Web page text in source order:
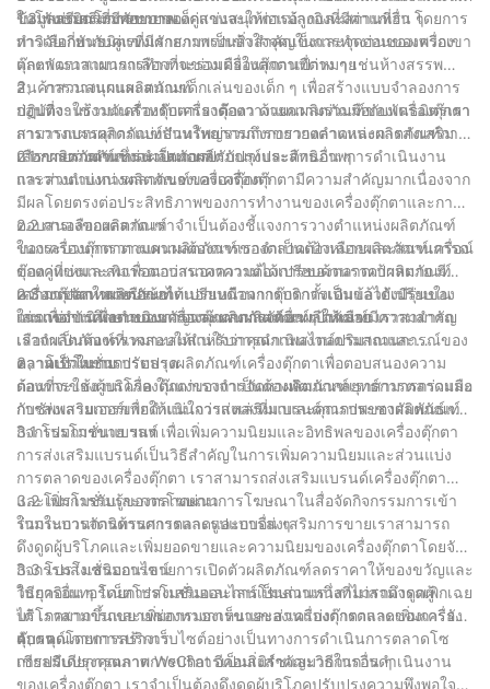
ในโรงเรียนโรงพยาบาลเด็กสวนสนุกพ่อแม่ลูกและสถานที่อื่น ๆ
ข้อมูลส่งเสริมการขายของคู่แข่งจะให้การอ้างอิงที่มีค่าแก่เรา โดยการ
ทำวิจัยเกี่ยวกับคู่แข่งเราสามารถเข้าใจจุดแข็งและจุดอ่อนของพวกเขา
และพัฒนาแผนการทำงานของเครื่องตุ๊กตาเป้าหมาย
1.3 พันธมิตรที่มีศักยภาพ
การเลือกพันธมิตรที่มีศักยภาพเป็นสิ่งสำคัญในการทำงานของเครื่อง
ตุ๊กตา เราสามารถเลือกที่จะร่วมมือในสถานที่ต่าง ๆ เช่นห้างสรรพ
สินค้าสวนสนุกและสนามเด็กเล่นของเด็ก ๆ เพื่อสร้างแบบจำลองการ
ปฏิบัติงานร่วมกันสำหรับเครื่องตุ๊กตา ด้วยความร่วมมือกับพันธมิตรเรา
สามารถบรรลุการแบ่งปันทรัพยากรการขยายตลาดและการส่งเสริม
การขายร่วมกันซึ่งจะเป็นการปรับปรุงประสิทธิภาพการดำเนินงาน
และส่วนแบ่งการตลาดของเครื่องตุ๊กตา
2、 การวางแผนผลิตภัณฑ์
ก่อนที่จะใช้งานเครื่องตุ๊กตาเราต้องวางแผนผลิตภัณฑ์ของเครื่องตุ๊กตา
การวางแผนผลิตภัณฑ์ส่วนใหญ่รวมถึงการวางตำแหน่งผลิตภัณฑ์การ
เลือกผลิตภัณฑ์การนำเสนอผลิตภัณฑ์และด้านอื่น ๆ
2.1 การวางตำแหน่งผลิตภัณฑ์
การวางตำแหน่งผลิตภัณฑ์ของเครื่องตุ๊กตามีความสำคัญมากเนื่องจาก
มีผลโดยตรงต่อประสิทธิภาพของการทำงานของเครื่องตุ๊กตาและการ
ตอบสนองของตลาด เราจำเป็นต้องชี้แจงการวางตำแหน่งผลิตภัณฑ์
ของเครื่องตุ๊กตาตามความต้องการของตลาดเป้าหมายและสถานการณ์
ของคู่แข่งและพิจารณาว่าราคาความได้เปรียบด้านราคาผลิตภัณฑ์
ความแปลกใหม่หรือข้อได้เปรียบด้านการบริการเป็นข้อได้เปรียบใน
การแข่งขันเพื่อดำเนินการวางแผนผลิตภัณฑ์เป้าหมาย
2.2 การเลือกผลิตภัณฑ์
ในกระบวนการวางแผนผลิตภัณฑ์เราจำเป็นต้องเลือกผลิตภัณฑ์เครื่อง
ตุ๊กตาที่เหมาะสมเพื่อตอบสนองความต้องการของตลาดเป้าหมาย มี
เครื่องตุ๊กตาหลายประเภทนอกเหนือจากตุ๊กตาดั้งเดิมแล้วยังมีรุ่นของ
เล่นเพื่อการศึกษาของขวัญและผลิตภัณฑ์อื่น ๆ ให้เลือก เราสามารถ
เลือกผลิตภัณฑ์ที่เหมาะสมสำหรับการดำเนินงานตามสถานการณ์ของ
ตลาดเป้าหมาย
2.3 การจัดหาผลิตภัณฑ์
ในการดำเนินงานของเครื่องตุ๊กตาการจัดหาผลิตภัณฑ์มีความสำคัญ
เราจำเป็นต้องตรวจสอบให้แน่ใจว่าคุณภาพสไตล์ปริมาณและ
ความเร็วในการปรับปรุงผลิตภัณฑ์เครื่องตุ๊กตาเพื่อตอบสนองความ
ต้องการของผู้บริโภค ในแง่ของการจัดหาผลิตภัณฑ์เราสามารถร่วมมือ
กับซัพพลายเออร์เพื่อให้แน่ใจว่าแหล่งที่มาและคุณภาพของผลิตภัณฑ์
3、 โปรโมชั่นการตลาด
ก่อนที่จะใช้งานเครื่องตุ๊กตาเราจำเป็นต้องพัฒนากลยุทธ์การตลาดและ
การส่งเสริมการขายดำเนินการส่งเสริมแบรนด์การประชาสัมพันธ์และ
กิจกรรมการขาย ฯลฯ เพื่อเพิ่มความนิยมและอิทธิพลของเครื่องตุ๊กตา
3.1 โปรโมชั่นแบรนด์
การส่งเสริมแบรนด์เป็นวิธีสำคัญในการเพิ่มความนิยมและส่วนแบ่ง
การตลาดของเครื่องตุ๊กตา เราสามารถส่งเสริมแบรนด์เครื่องตุ๊กตา
และเพิ่มการรับรู้ของตลาดผ่านการโฆษณาในสื่อจัดกิจกรรมการเข้า
ร่วมในการจัดนิทรรศการและรูปแบบอื่น ๆ
3.2 โปรโมชั่นและการโฆษณา
ในกระบวนการด้านการตลาดและการส่งเสริมการขายเราสามารถ
ดึงดูดผู้บริโภคและเพิ่มยอดขายและความนิยมของเครื่องตุ๊กตาโดยจัด
กิจกรรมส่งเสริมการขายการเปิดตัวผลิตภัณฑ์ลดราคาให้ของขวัญและ
วิธีการอื่น ๆ โดยการส่งเสริมและการโฆษณาเราสามารถดึงดูดผู้
บริโภคมากขึ้นและเพิ่มการมองเห็นและส่วนแบ่งการตลาดของเครื่อง
ตุ๊กตา
3.3 โปรโมชั่นออนไลน์
ในยุคอินเทอร์เน็ตโปรโมชั่นออนไลน์เป็นส่วนหนึ่งที่ไม่สามารถเพิกเฉย
ได้ เราสามารถขยายช่องทางการขายของเครื่องตุ๊กตาและเพิ่มการรับรู้
แบรนด์โดยการสร้างเว็บไซต์อย่างเป็นทางการดำเนินการตลาดโซ
เชียลมีเดียการตลาด WeChat อีคอมเมิร์ซและวิธีการอื่น ๆ
4、 คุณภาพการบริการ
การปรับปรุงคุณภาพการบริการเป็นสิ่งสำคัญมากในการดำเนินงาน
ของเครื่องตุ๊กตา เราจำเป็นต้องดึงดูดผู้บริโภคปรับปรุงความพึงพอใจ